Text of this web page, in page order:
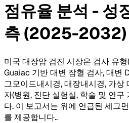
점유율 분석 - 성
측 (2025-2032)
미국 대장암 검진 시장은 검사 유
Guaiac 기반 대변 잠혈 검사, 대변
그모이드내시경, 대장내시경, 가상
자(병원, 진단 실험실, 학술 및 연구
다. 이 보고서는 위에 언급된 세그
를 제공합니다..